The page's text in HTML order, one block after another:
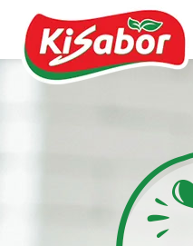
Acompanhamentos